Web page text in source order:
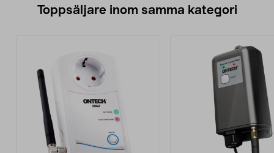
Toppsäljare inom samma kategori